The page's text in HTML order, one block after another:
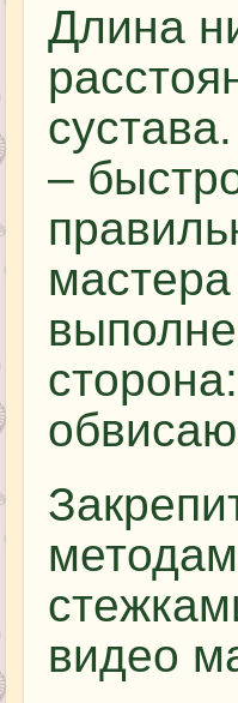
Длина
–
видео